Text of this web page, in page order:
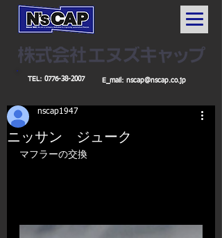
TEL: 0776-38-2007 E_mail: nscap@nscap.co.jp
ニッサン ジューク
nscap1947
マフラーの交換